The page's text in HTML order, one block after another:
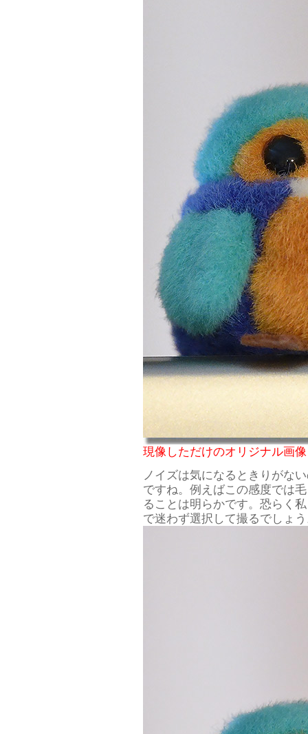
現像しただけのオリジナル画像
ノイズは気になるときりがな
ですね。例えばこの感度では
ることは明らかです。恐らく
で迷わず選択して撮るでしょ